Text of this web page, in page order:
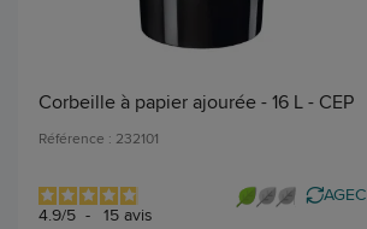
Corbeille à papier ajourée - 16 L - CEP
Référence : 232101
4.9/5 - 15 avis
AGEC